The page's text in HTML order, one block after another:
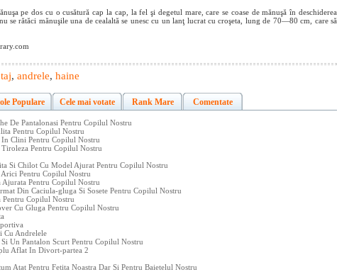
pe dos cu o cusătură cap la cap, la fel şi degetul mare, care se coase de mănuşă în deschiderea
se rătăci mănuşile una de cealaltă se unesc cu un lanţ lucrat cu croşeta, lung de 70—80 cm, care să
, andrele, haine
Populare Cele mai votate Rank Mare Comentate
De Pantalonasi Pentru Copilul Nostru
Pentru Copilul Nostru
Clini Pentru Copilul Nostru
Pentru Copilul Nostru
Si Chilot Cu Model Ajurat Pentru Copilul Nostru
Pentru Copilul Nostru
Pentru Copilul Nostru
Din Caciula-gluga Si Sosete Pentru Copilul Nostru
Copilul Nostru
Cu Gluga Pentru Copilul Nostru
Cu Andrelele
Un Pantalon Scurt Pentru Copilul Nostru
Aflat In Divort-partea 2
Atat Pentru Fetita Noastra Dar Si Pentru Baietelul Nostru